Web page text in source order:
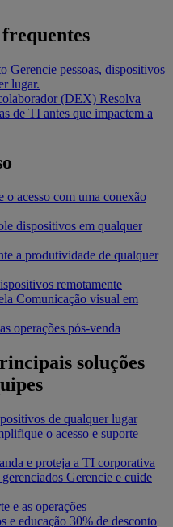
frequentes
Gerencie pessoas, dispositivos
lugar.
(DEX) Resolva
de TI antes que impactem a
o acesso com uma conexão
dispositivos em qualquer
a produtividade de qualquer
remotamente
Comunicação visual em
operações pós-venda
soluções
de qualquer lugar
o acesso e suporte
e proteja a TI corporativa
Gerencie e cuide
e as operações
e educação 30% de desconto